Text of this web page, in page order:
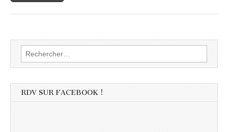
Rechercher :
RDV SUR FACEBOOK !